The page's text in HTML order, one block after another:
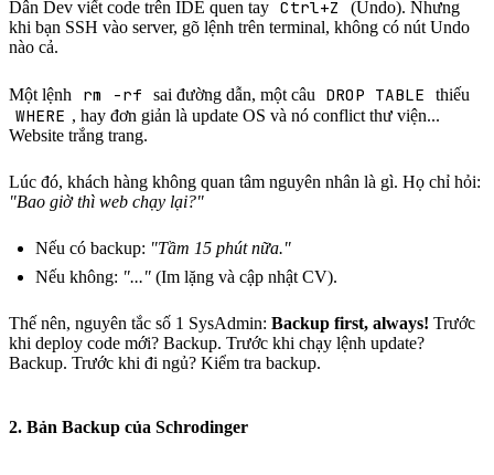
Dân Dev viết code trên IDE quen tay Ctrl+Z
(Undo). Nhưng
khi bạn SSH vào server, gõ lệnh trên terminal, không có nút Undo
nào cả.
Một lệnh rm -rf sai đường dẫn, một câu DROP TABLE thiếu
WHERE , hay đơn giản là update OS và nó conflict thư viện...
Website trắng trang.
Lúc đó, khách hàng không quan tâm nguyên nhân là gì. Họ chỉ hỏi:
"Bao giờ thì web chạy lại?"
Nếu có backup: "Tầm 15 phút nữa."
Nếu không: "..." (Im lặng và cập nhật CV).
Thế nên, nguyên tắc số 1 SysAdmin: Backup first, always! Trước
khi deploy code mới? Backup. Trước khi chạy lệnh update?
Backup. Trước khi đi ngủ? Kiểm tra backup.
2. Bản Backup của Schrodinger